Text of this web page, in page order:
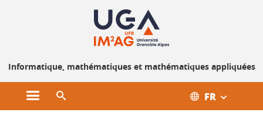
Informatique, mathématiques et mathématiques appliquées
Ouvrir le menu principal FR